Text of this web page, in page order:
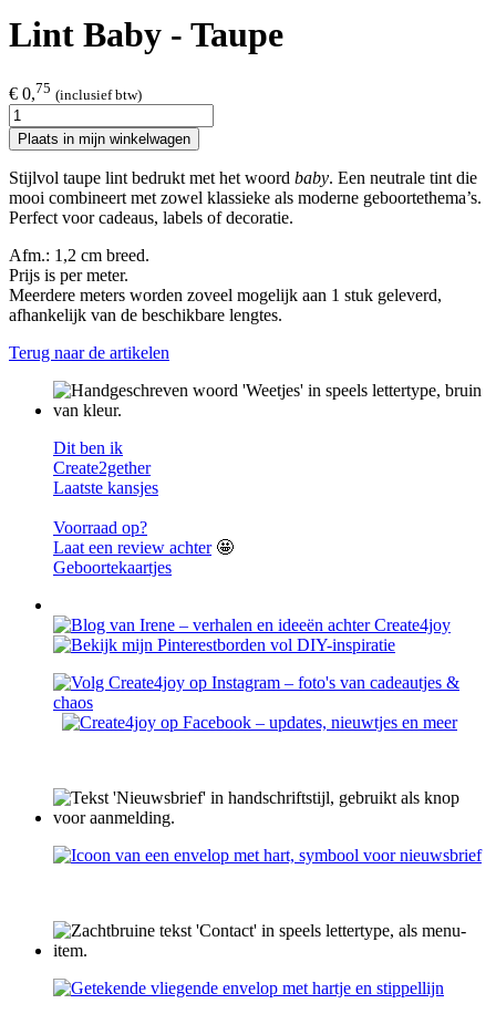
Lint Baby - Taupe
€ 0,75 (inclusief btw)
Plaats in mijn winkelwagen
Stijlvol taupe lint bedrukt met het woord baby. Een neutrale tint die
mooi combineert met zowel klassieke als moderne geboortethema’s.
Perfect voor cadeaus, labels of decoratie.
Afm.: 1,2 cm breed.
Prijs is per meter.
Meerdere meters worden zoveel mogelijk aan 1 stuk geleverd,
afhankelijk van de beschikbare lengtes.
Terug naar de artikelen
Dit ben ik
Create2gether
Laatste kansjes
Voorraad op?
Laat een review achter🤩
Geboortekaartjes